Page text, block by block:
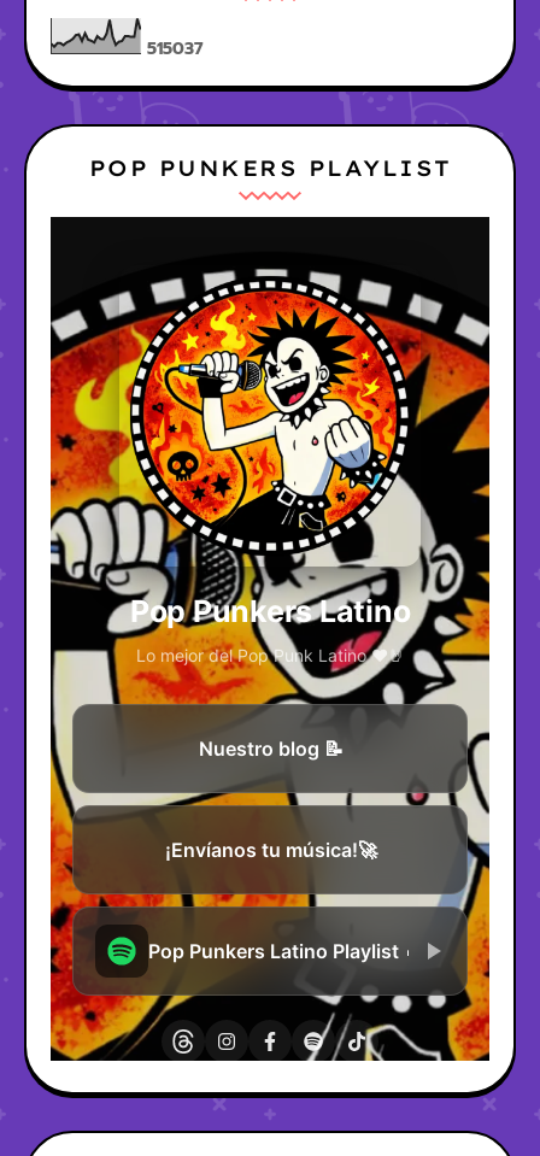
515037
POP PUNKERS PLAYLIST